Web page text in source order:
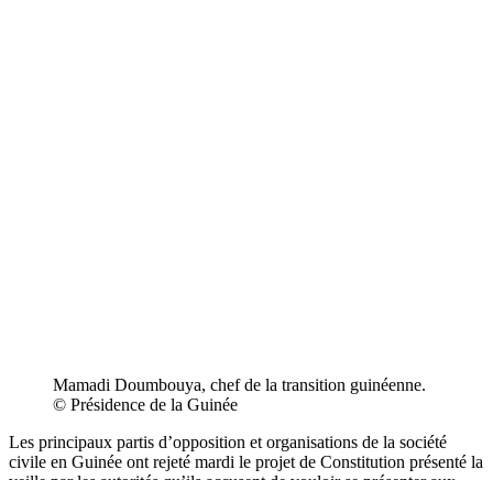
Mamadi Doumbouya, chef de la transition guinéenne.
© Présidence de la Guinée
Les principaux partis d’opposition et organisations de la société
civile en Guinée ont rejeté mardi le projet de Constitution présenté la